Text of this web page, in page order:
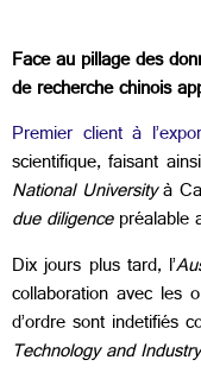
Face au pillage des
de recherche chinois
Premier client à
scientifique, faisant ainsi
National Universityà
due diligencepréalable
Dix jours plus tard, l’
collaboration avec les
d’ordre sont indetifiés
Technology and